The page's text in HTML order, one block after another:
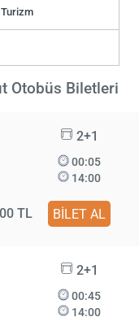
Otobüs Biletleri
2+1
00:05
14:00
TL BİLET AL
2+1
00:45
14:00